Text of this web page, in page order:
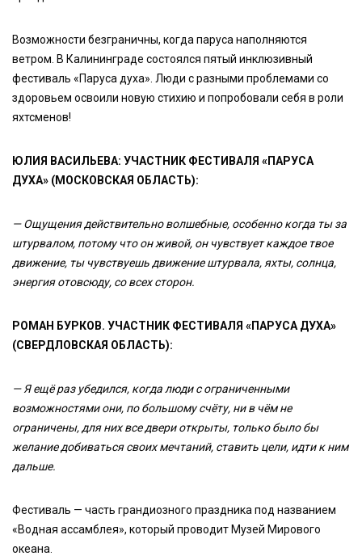
Возможности безграничны, когда паруса наполняются
ветром. В Калининграде состоялся пятый инклюзивный
фестиваль «Паруса духа». Люди с разными проблемами со
здоровьем освоили новую стихию и попробовали себя в роли
яхтсменов!
ЮЛИЯ ВАСИЛЬЕВА: УЧАСТНИК ФЕСТИВАЛЯ «ПАРУСА
ДУХА» (МОСКОВСКАЯ ОБЛАСТЬ):
— Ощущения действительно волшебные, особенно когда ты за
штурвалом, потому что он живой, он чувствует каждое твое
движение, ты чувствуешь движение штурвала, яхты, солнца,
энергия отовсюду, со всех сторон.
РОМАН БУРКОВ. УЧАСТНИК ФЕСТИВАЛЯ «ПАРУСА ДУХА»
(СВЕРДЛОВСКАЯ ОБЛАСТЬ):
— Я ещё раз убедился, когда люди с ограниченными
возможностями они, по большому счёту, ни в чём не
ограничены, для них все двери открыты, только было бы
желание добиваться своих мечтаний, ставить цели, идти к ним
дальше.
Фестиваль — часть грандиозного праздника под названием
«Водная ассамблея», который проводит Музей Мирового
океана.